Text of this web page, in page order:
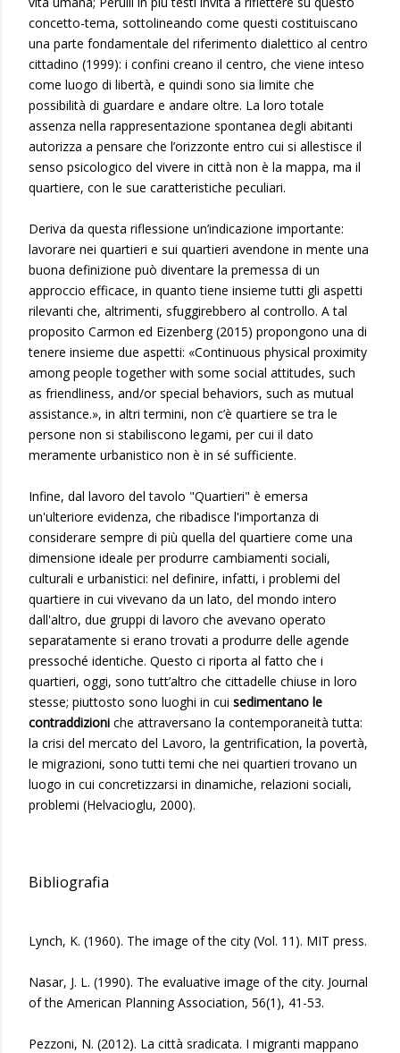
concetto-tema, sottolineando come questi costituiscano
una parte fondamentale del riferimento dialettico al centro
cittadino (1999): i confini creano il centro, che viene inteso
come luogo di libertà, e quindi sono sia limite che
possibilità di guardare e andare oltre. La loro totale
assenza nella rappresentazione spontanea degli abitanti
autorizza a pensare che l’orizzonte entro cui si allestisce il
senso psicologico del vivere in città non è la mappa, ma il
quartiere, con le sue caratteristiche peculiari.
Deriva da questa riflessione un’indicazione importante:
lavorare nei quartieri e sui quartieri avendone in mente una
buona definizione può diventare la premessa di un
approccio efficace, in quanto tiene insieme tutti gli aspetti
rilevanti che, altrimenti, sfuggirebbero al controllo. A tal
proposito Carmon ed Eizenberg (2015) propongono una di
tenere insieme due aspetti: «Continuous physical proximity
among people together with some social attitudes, such
as friendliness, and/or special behaviors, such as mutual
assistance.», in altri termini, non c’è quartiere se tra le
persone non si stabiliscono legami, per cui il dato
meramente urbanistico non è in sé sufficiente.
Infine, dal lavoro del tavolo "Quartieri" è emersa
un'ulteriore evidenza, che ribadisce l'importanza di
considerare sempre di più quella del quartiere come una
dimensione ideale per produrre cambiamenti sociali,
culturali e urbanistici: nel definire, infatti, i problemi del
quartiere in cui vivevano da un lato, del mondo intero
dall'altro, due gruppi di lavoro che avevano operato
separatamente si erano trovati a produrre delle agende
pressoché identiche. Questo ci riporta al fatto che i
quartieri, oggi, sono tutt’altro che cittadelle chiuse in loro
stesse; piuttosto sono luoghi in cui sedimentano le
contraddizioni che attraversano la contemporaneità tutta:
la crisi del mercato del Lavoro, la gentrification, la povertà,
le migrazioni, sono tutti temi che nei quartieri trovano un
luogo in cui concretizzarsi in dinamiche, relazioni sociali,
problemi (Helvacioglu, 2000).
Bibliografia
Lynch, K. (1960). The image of the city (Vol. 11). MIT press.
Nasar, J. L. (1990). The evaluative image of the city. Journal
of the American Planning Association, 56(1), 41-53.
Pezzoni, N. (2012). La città sradicata. I migranti mappano